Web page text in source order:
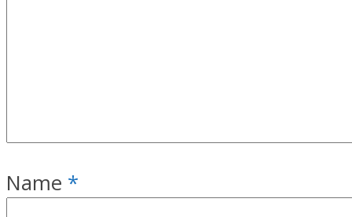
Name *